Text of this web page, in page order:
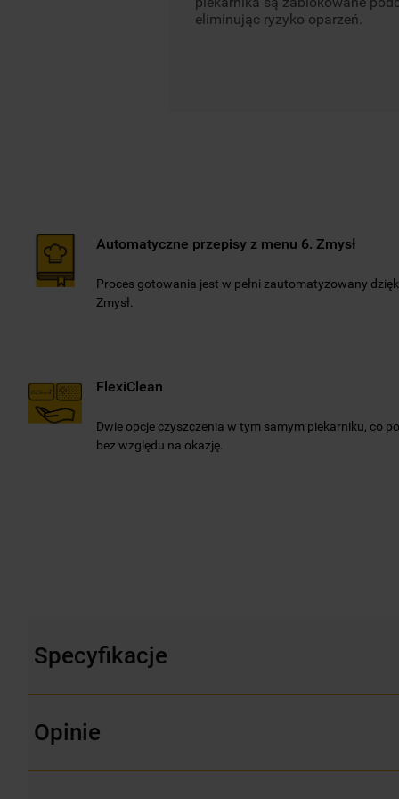
eliminując ryzyko oparzeń.
Automatyczne przepisy z menu 6. Zmysł
Proces gotowania jest w pełni zautomatyzowany
Zmysł.
FlexiClean
Dwie opcje czyszczenia w tym samym piekarniku, co
bez względu na okazję.
Specyfikacje
Opinie